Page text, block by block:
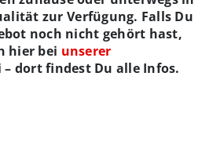
zur Verfügung. Falls Du
noch nicht gehört hast,
hier bei unserer
– dort findest Du alle Infos.